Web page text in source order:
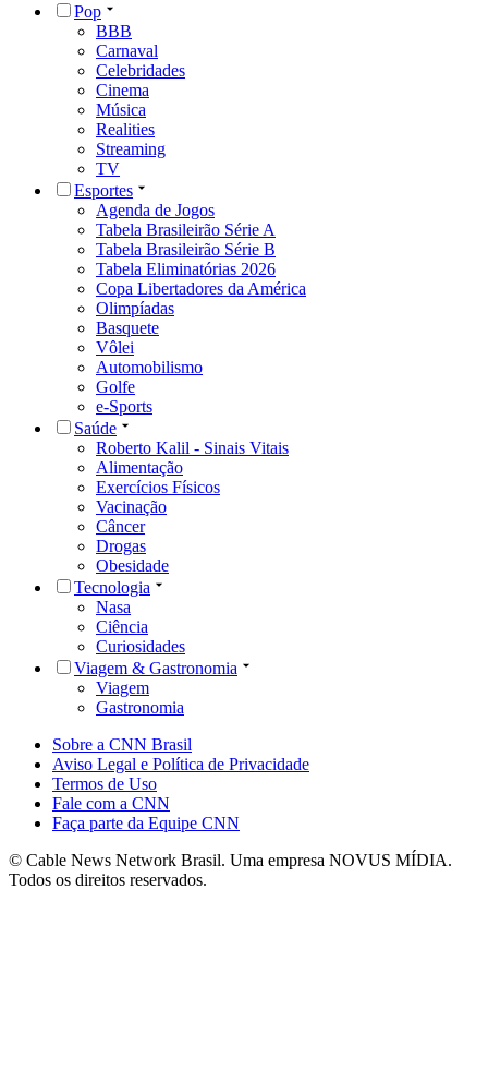
Pop
BBB
Carnaval
Celebridades
Cinema
Música
Realities
Streaming
TV
Esportes
Agenda de Jogos
Tabela Brasileirão Série A
Tabela Brasileirão Série B
Tabela Eliminatórias 2026
Copa Libertadores da América
Olimpíadas
Basquete
Vôlei
Automobilismo
Golfe
e-Sports
Saúde
Roberto Kalil - Sinais Vitais
Alimentação
Exercícios Físicos
Vacinação
Câncer
Drogas
Obesidade
Tecnologia
Nasa
Ciência
Curiosidades
Viagem & Gastronomia
Viagem
Gastronomia
Sobre a CNN Brasil
Aviso Legal e Política de Privacidade
Termos de Uso
Fale com a CNN
Faça parte da Equipe CNN
© Cable News Network Brasil. Uma empresa NOVUS MÍDIA.
Todos os direitos reservados.